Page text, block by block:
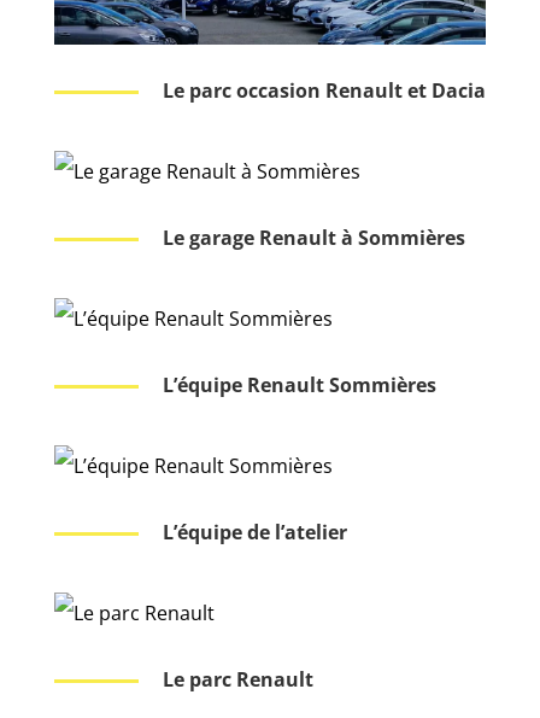
Le parc occasion Renault et Dacia
Le garage Renault à Sommières
L’équipe Renault Sommières
L’équipe de l’atelier
Le parc Renault